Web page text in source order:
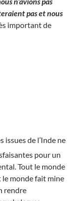
pas et nous
important de
issues de l’Inde ne
pour un
Tout le monde
monde fait mine
rendre